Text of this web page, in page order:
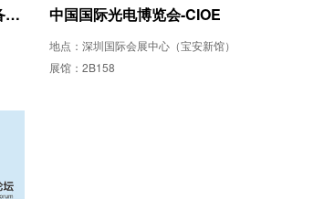
ITES深圳国际工业制造技术及设备展览会暨SIMM深圳机械展 中国国际光电博览会-CIOE
地点：深圳国际会展中心（宝安新馆）
展馆：2B158